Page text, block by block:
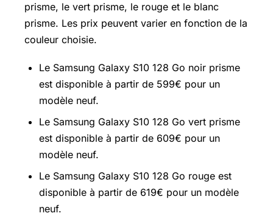
prisme, le vert prisme, le rouge et le blanc
prisme. Les prix peuvent varier en fonction de la
couleur choisie.
Le Samsung Galaxy S10 128 Go noir prisme
est disponible à partir de 599€ pour un
modèle neuf.
Le Samsung Galaxy S10 128 Go vert prisme
est disponible à partir de 609€ pour un
modèle neuf.
Le Samsung Galaxy S10 128 Go rouge est
disponible à partir de 619€ pour un modèle
neuf.